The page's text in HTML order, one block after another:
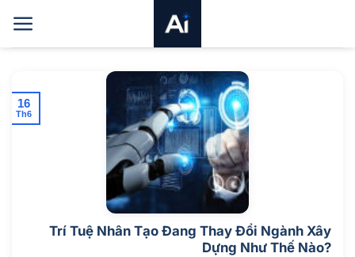
qua
nội
Trí Tuệ Nhân Tạo Đang Thay Đổi Ngành Xây
Dựng Như Thế Nào?
16
Th6